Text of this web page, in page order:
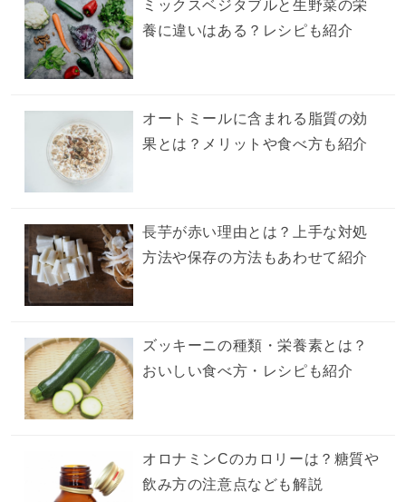
ミックスベジタブルと生野菜の栄
養に違いはある？レシピも紹介
オートミールに含まれる脂質の効
果とは？メリットや食べ方も紹介
長芋が赤い理由とは？上手な対処
方法や保存の方法もあわせて紹介
ズッキーニの種類・栄養素とは？
おいしい食べ方・レシピも紹介
オロナミンCのカロリーは？糖質や
飲み方の注意点なども解説